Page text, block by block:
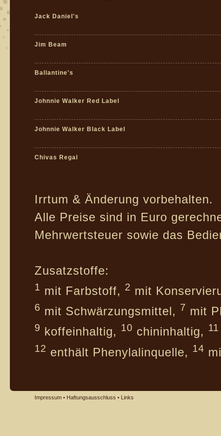
Jack Daniel's
Jim Beam
Ballantine's
Johnnie Walker Red Label
Johnnie Walker Black Label
Chivas Regal
Irrtum & Änderung vorbehalten.
Alle Preise sind in Euro
Mehrwertsteuer sowie das
Zusatzstoffe:
1 mit Farbstoff, 2 mit
6 mit Schwärzungsmittel, 7 mit
9 koffeinhaltig, 10 chininhaltig, 11
12 enthält Phenylalinquelle, 14
Impressum • Haftungsausschluss • Links